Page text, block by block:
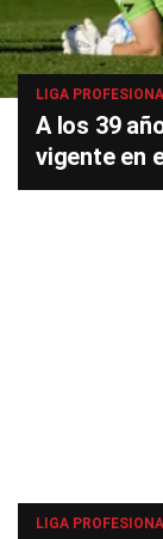
LIGA
A los 39
vigente en
LIGA